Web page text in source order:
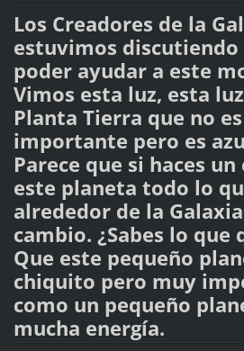
Los Creadores de la
estuvimos
poder ayudar a este
Vimos esta luz, esta
Planta Tierra que no
importante pero es
Parece que si haces
este planeta todo lo
alrededor de la
cambio. ¿Sabes lo que
Que este pequeño
chiquito pero muy
como un pequeño
mucha energía.